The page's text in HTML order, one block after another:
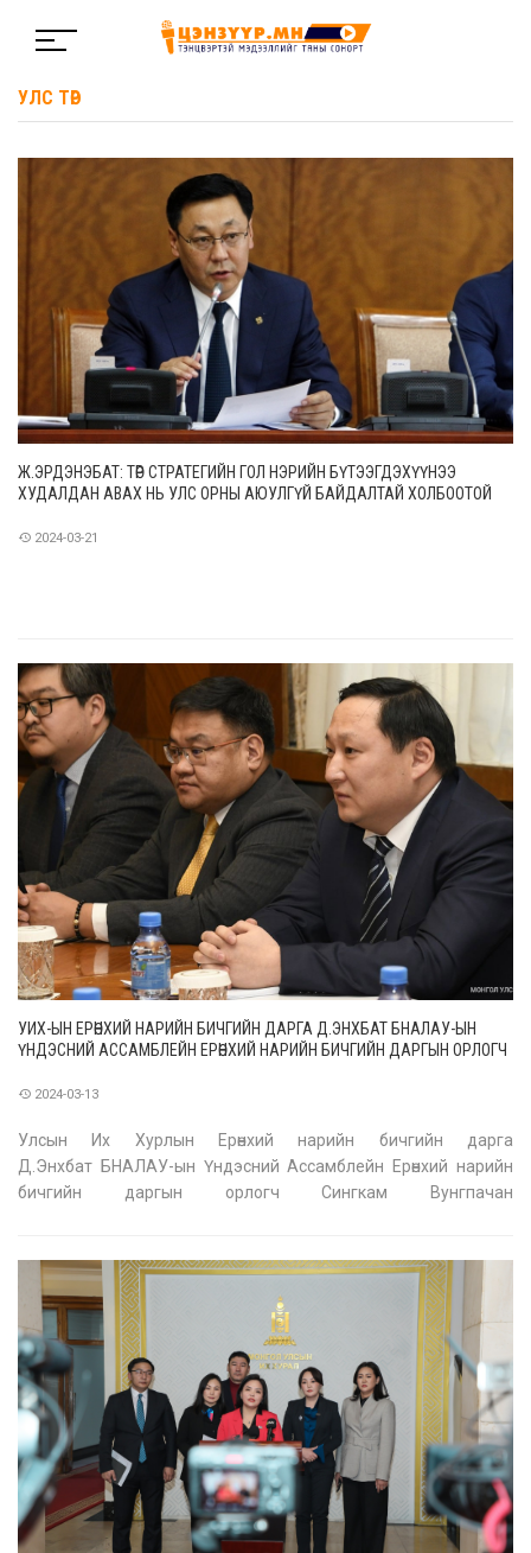
УЛС ТӨР
Ж.ЭРДЭНЭБАТ: ТӨР СТРАТЕГИЙН ГОЛ НЭРИЙН БҮТЭЭГДЭХҮҮНЭЭ
ХУДАЛДАН АВАХ НЬ УЛС ОРНЫ АЮУЛГҮЙ БАЙДАЛТАЙ ХОЛБООТОЙ
2024-03-21
УИХ-ЫН ЕРӨНХИЙ НАРИЙН БИЧГИЙН ДАРГА Д.ЭНХБАТ БНАЛАУ-ЫН
ҮНДЭСНИЙ АССАМБЛЕЙН ЕРӨНХИЙ НАРИЙН БИЧГИЙН ДАРГЫН ОРЛОГЧ
2024-03-13
Улсын Их Хурлын Ерөнхий нарийн бичгийн дарга
Д.Энхбат БНАЛАУ-ын Үндэсний Ассамблейн Ерөнхий нарийн
бичгийн даргын орлогч Сингкам Вунгпачан
Монгол Улсын Их Хурал нь БНАЛАУ-ын Үнд